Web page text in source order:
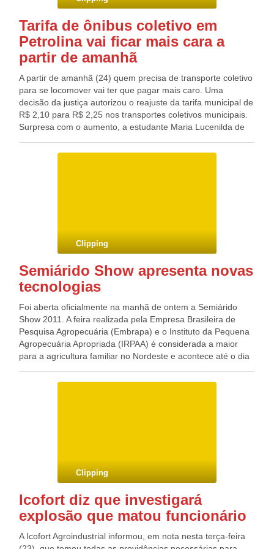
Tarifa de ônibus coletivo em
Petrolina vai ficar mais cara a
partir de amanhã
A partir de amanhã (24) quem precisa de transporte coletivo
para se locomover vai ter que pagar mais caro. Uma
decisão da justiça autorizou o reajuste da tarifa municipal de
R$ 2,10 para R$ 2,25 nos transportes coletivos municipais.
Surpresa com o aumento, a estudante Maria Lucenilda de
alteração de preço da passagem e má qualidade do serviço
Blog do Deputado Federal GONZAGA PATRIOTA (PSB/PE)
Clipping
Semiárido Show apresenta novas
tecnologias
Foi aberta oficialmente na manhã de ontem a Semiárido
Show 2011. A feira realizada pela Empresa Brasileira de
Pesquisa Agropecuária (Embrapa) e o Instituto da Pequena
Agropecuária Apropriada (IRPAA) é considerada a maior
para a agricultura familiar no Nordeste e acontece até o dia
Alimentos na Agricultura Familiar, a edição deste ano além
principais de bovinos e caprinos no Semiárido, e a gente
oportunidade de ver nessa feira quatro materiais resistentes
a ela. Destacaria também o primeiro feijão de corda preto”,
uma apresentando novas tecnologias. Fonte: Gazzeta Blog
Clipping
Icofort diz que investigará
explosão que matou funcionário
A Icofort Agroindustrial informou, em nota nesta terça-feira